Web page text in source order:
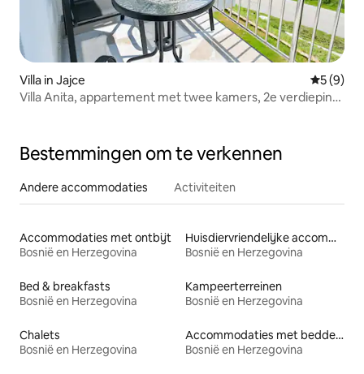
Villa in Jajce
5 (9)
Villa Anita, appartement met twee kamers, 2e verdieping
Bestemmingen om te verkennen
Andere accommodaties Activiteiten
Accommodaties met ontbijt
Bosnië en Herzegovina
Huisdiervriendelijke accommodaties
Bosnië en Herzegovina
Bed & breakfasts
Bosnië en Herzegovina
Kampeerterreinen
Bosnië en Herzegovina
Chalets
Bosnië en Herzegovina
Accommodaties met bedden op toegankelijke hoogte
Bosnië en Herzegovina